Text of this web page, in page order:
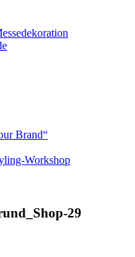
Brand“
Workshop
29